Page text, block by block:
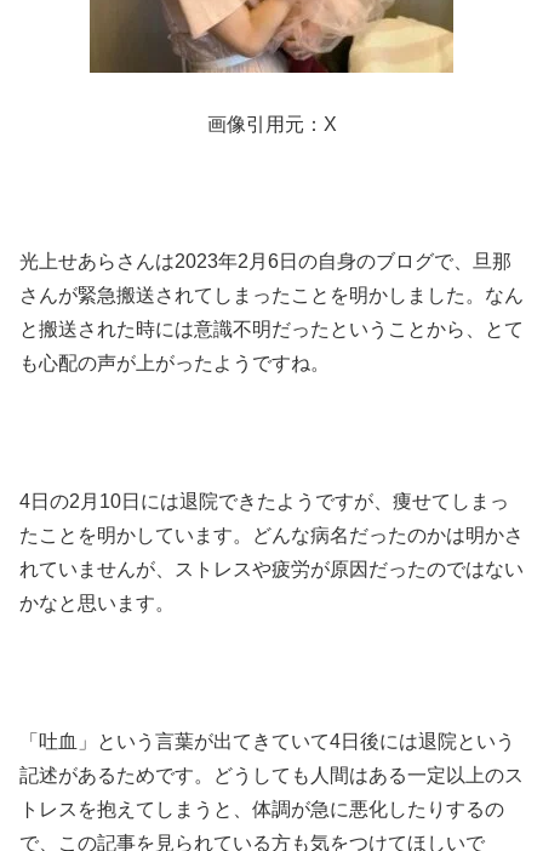
画像引用元：X
光上せあらさんは2023年2月6日の自身のブログで、旦那
さんが緊急搬送されてしまったことを明かしました。なん
と搬送された時には意識不明だったということから、とて
も心配の声が上がったようですね。
4日の2月10日には退院できたようですが、痩せてしまっ
たことを明かしています。どんな病名だったのかは明かさ
れていませんが、ストレスや疲労が原因だったのではない
かなと思います。
「吐血」という言葉が出てきていて4日後には退院という
記述があるためです。どうしても人間はある一定以上のス
トレスを抱えてしまうと、体調が急に悪化したりするの
で、この記事を見られている方も気をつけてほしいで